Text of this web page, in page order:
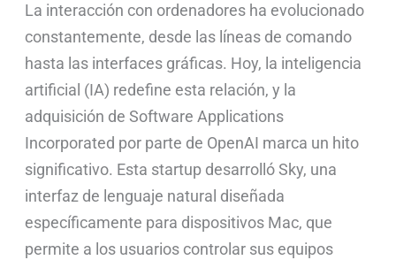
La interacción con ordenadores ha evolucionado
constantemente, desde las líneas de comando
hasta las interfaces gráficas. Hoy, la inteligencia
artificial (IA) redefine esta relación, y la
adquisición de Software Applications
Incorporated por parte de OpenAI marca un hito
significativo. Esta startup desarrolló Sky, una
interfaz de lenguaje natural diseñada
específicamente para dispositivos Mac, que
permite a los usuarios controlar sus equipos